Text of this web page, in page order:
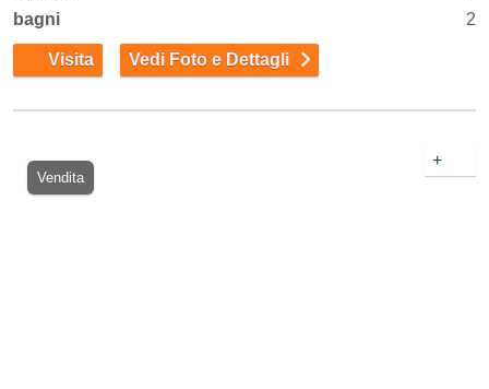
bagni
2
Visita Vedi Foto e Dettagli
Vendita
+